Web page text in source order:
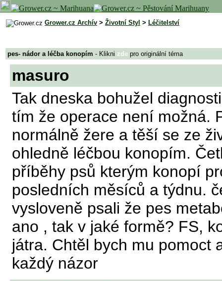
Grower.cz Archív > Životní Styl > Léčitelství
pes- nádor a léčba konopím - Klikni zde pro originální téma
masuro
Tak dneska bohužel
tím že operace není možná.
normálně žere a těší se ze
ohledně léčbou konopím.
příběhy psů kterým konopí
posledních měsíců a týdnu.
vysloveně psali že pes
ano , tak v jaké formě? FS,
játra. Chtěl bych mu pomoct
každý názor